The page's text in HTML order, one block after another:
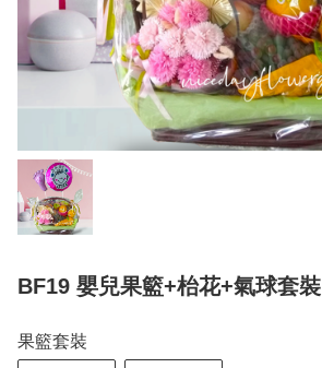
BF19 嬰兒果籃+枱花+氣球套裝
果籃套裝